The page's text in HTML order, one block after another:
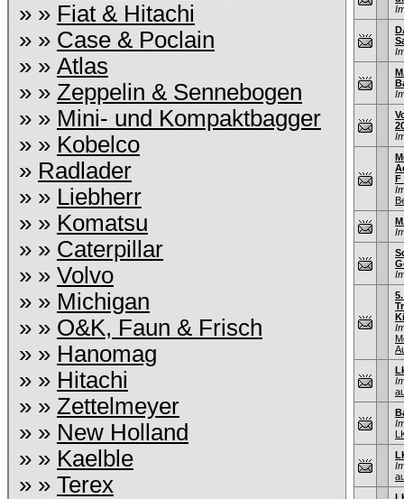
» » Fiat & Hitachi
» » Case & Poclain
» » Atlas
» » Zeppelin & Sennebogen
» » Mini- und Kompaktbagger
» » Kobelco
» Radlader
» » Liebherr
» » Komatsu
» » Caterpillar
» » Volvo
» » Michigan
» » O&K, Faun & Frisch
» » Hanomag
» » Hitachi
» » Zettelmeyer
» » New Holland
» » Kaelble
» » Terex
F